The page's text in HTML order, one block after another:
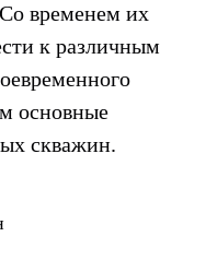
временем их
к различным
основные
скважин.